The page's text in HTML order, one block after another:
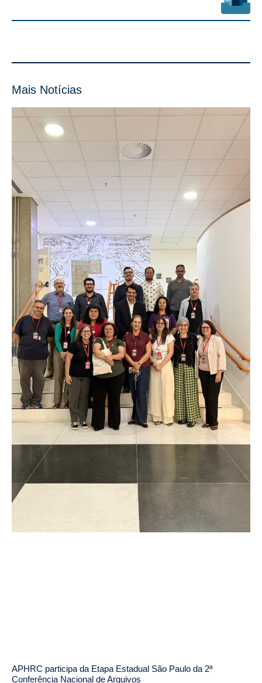
Mais Notícias
APHRC participa da Etapa Estadual São Paulo da 2ª
Conferência Nacional de Arquivos